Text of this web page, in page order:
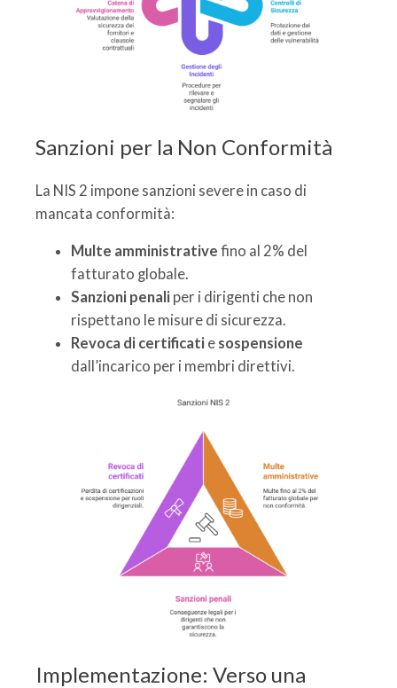
Sanzioni per la Non Conformità
La NIS 2 impone sanzioni severe in caso di
mancata conformità:
Multe amministrative fino al 2% del
fatturato globale.
Sanzioni penali per i dirigenti che non
rispettano le misure di sicurezza.
Revoca di certificati e sospensione
dall’incarico per i membri direttivi.
Implementazione: Verso una